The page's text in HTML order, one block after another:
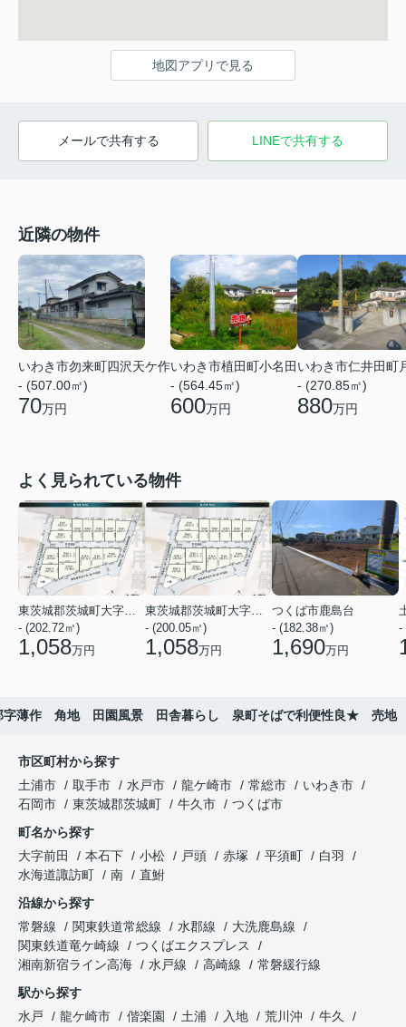
地図アプリで見る
メールで共有する LINEで共有する
近隣の物件
いわき市勿来町四沢天ケ作
- (507.00㎡)
70万円
いわき市植田町小名田
- (564.45㎡)
600万円
いわき市仁井田町
- (270.85㎡)
880万円
よく見られている物件
東茨城郡茨城町大字前田
- (202.72㎡)
1,058万円
東茨城郡茨城町大字前田
- (200.05㎡)
1,058万円
つくば市鹿島台
- (182.38㎡)
1,690万円
-
字薄作 角地 田園風景 田舎暮らし 泉町そばで利便性良★ 売地
市区町村から探す
土浦市
取手市 水戸市 龍ケ崎市 常総市
いわき市
石岡市
東茨城郡茨城町 牛久市
つくば市
町名から探す
大字前田
本石下 小松 戸頭 赤塚 平須町
白羽
水海道諏訪町
南
直鮒
沿線から探す
常磐線
関東鉄道常総線 水郡線
大洗鹿島線
関東鉄道竜ケ崎線
つくばエクスプレス
湘南新宿ライン高海
水戸線 高崎線
常磐緩行線
駅から探す
水戸
龍ケ崎市 偕楽園 土浦 入地 荒川沖
牛久